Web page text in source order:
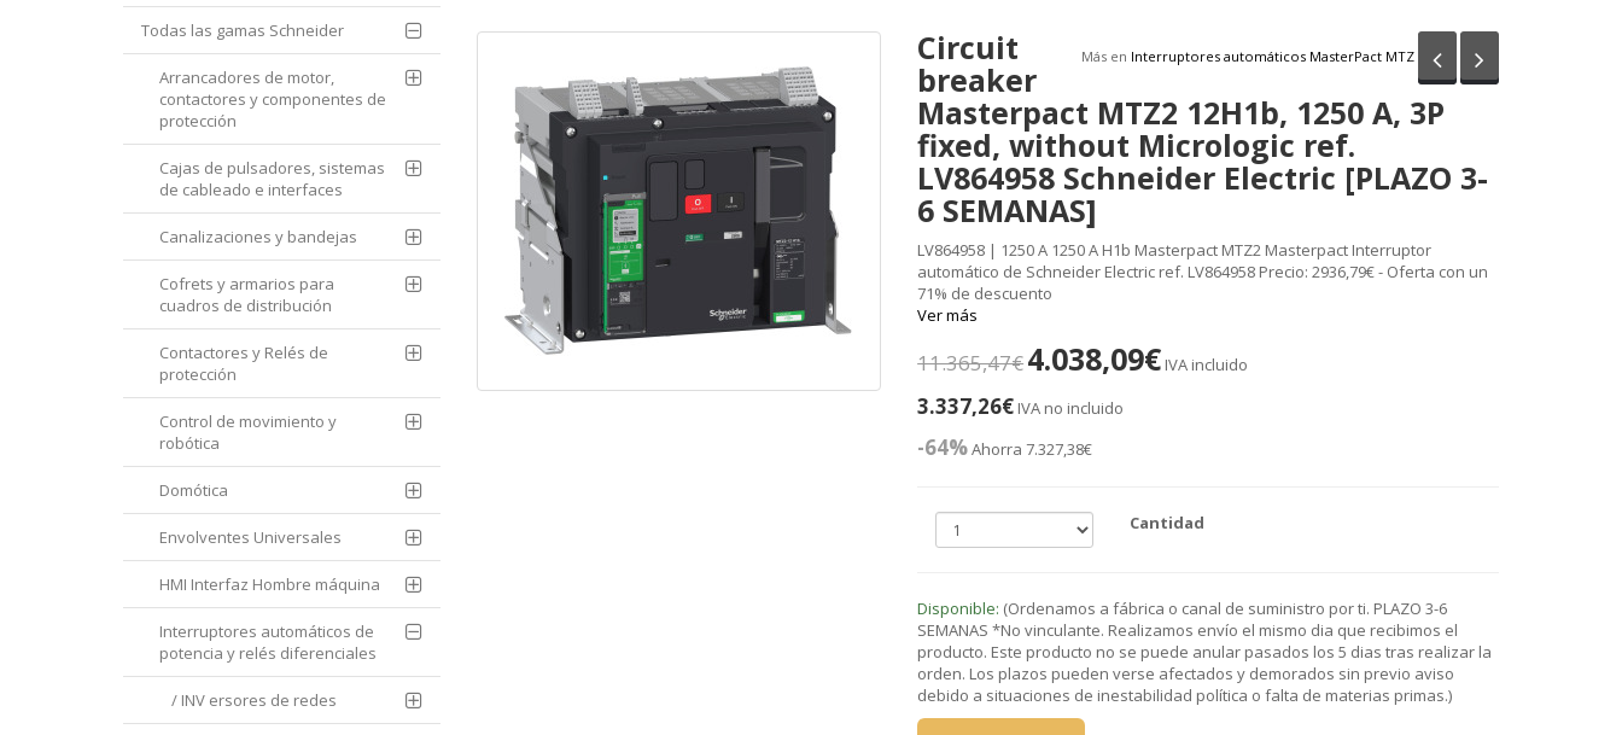
Más en Interruptores automáticos MasterPact MTZ Anterior
Circuit
breaker
Masterpact MTZ2 12H1b, 1250 A, 3P
fixed, without Micrologic ref.
LV864958 Schneider Electric [PLAZO 3-
6 SEMANAS]
LV864958 | 1250 A 1250 A H1b Masterpact MTZ2 Masterpact Interruptor
automático de Schneider Electric ref. LV864958 Precio: 2936,79€ - Oferta con un
71% de descuento
Ver más
11.365,47€4.038,09€ IVA incluido
3.337,26€ IVA no incluido
-64%Ahorra 7.327,38€
Cantidad
Disponible: (Ordenamos a fábrica o canal de suministro por ti. PLAZO 3-6
SEMANAS *No vinculante. Realizamos envío el mismo dia que recibimos el
producto. Este producto no se puede anular pasados los 5 dias tras realizar la
orden. Los plazos pueden verse afectados y demorados sin previo aviso
debido a situaciones de inestabilidad política o falta de materias primas.)
Todas las gamas Schneider
Arrancadores de motor,
contactores y componentes de
protección
Cajas de pulsadores, sistemas
de cableado e interfaces
Canalizaciones y bandejas
Cofrets y armarios para
cuadros de distribución
Contactores y Relés de
protección
Control de movimiento y
robótica
Domótica
Envolventes Universales
HMI Interfaz Hombre máquina
Interruptores automáticos de
potencia y relés diferenciales
/ INV ersores de redes